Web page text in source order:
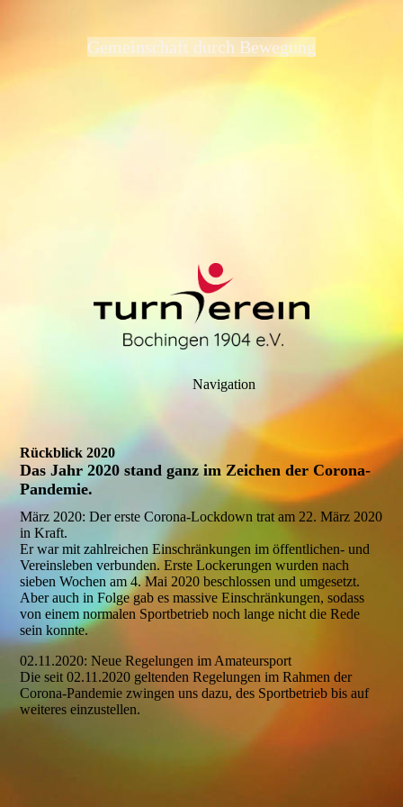
Gemeinschaft durch Bewegung
Navigation
Rückblick 2020
Das Jahr 2020 stand ganz im Zeichen der Corona-
Pandemie.
März 2020: Der erste Corona-Lockdown trat am 22. März 2020
in Kraft.
Er war mit zahlreichen Einschränkungen im öffentlichen- und
Vereinsleben verbunden. Erste Lockerungen wurden nach
sieben Wochen am 4. Mai 2020 beschlossen und umgesetzt.
Aber auch in Folge gab es massive Einschränkungen, sodass
von einem normalen Sportbetrieb noch lange nicht die Rede
sein konnte.
02.11.2020: Neue Regelungen im Amateursport
Die seit 02.11.2020 geltenden Regelungen im Rahmen der
Corona-Pandemie zwingen uns dazu, des Sportbetrieb bis auf
weiteres einzustellen.